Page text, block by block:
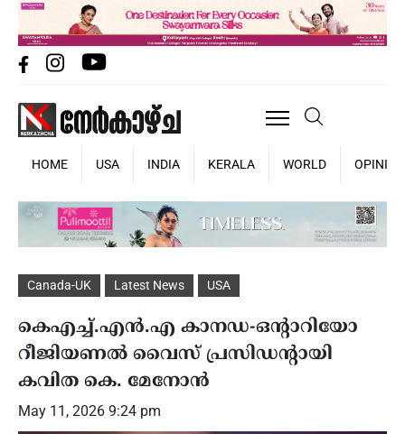
HOME USA INDIA KERALA WORLD OPINION
Canada-UK Latest News USA
കെഎച്ച്.എൻ.എ കാനഡ-ഒന്റാറിയോ
റീജിയണൽ വൈസ് പ്രസിഡന്റായി
കവിത കെ. മേനോൻ
May 11, 2026 9:24 pm